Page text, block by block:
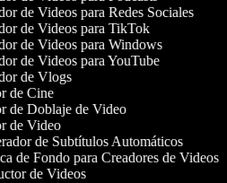
de Videos para Redes Sociales
de Videos para TikTok
de Videos para Windows
de Videos para YouTube
de Vlogs
de Cine
de Doblaje de Video
de Video
de Subtítulos Automáticos
de Fondo para Creadores de Videos
de Videos